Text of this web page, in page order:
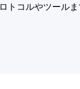
トコルやツール